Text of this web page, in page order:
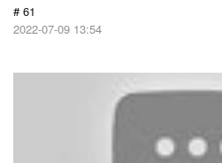
# 61
2022-07-09 13:54